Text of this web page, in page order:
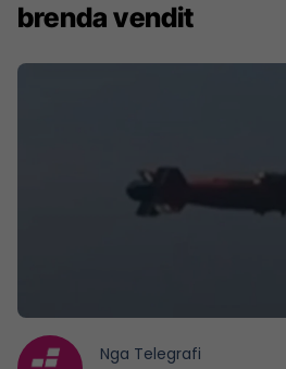
brenda vendit
Nga Telegrafi